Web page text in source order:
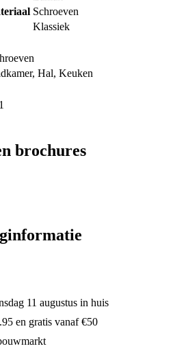
Schroeven
Klassiek
, Hal, Keuken
1
brochures
11 augustus in huis
en gratis vanaf €50